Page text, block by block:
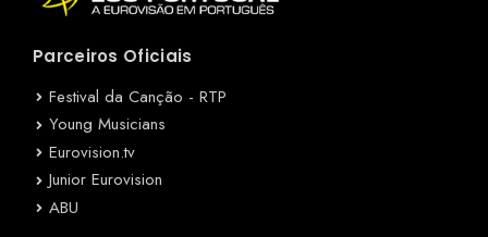
Parceiros Oficiais
Festival da Canção - RTP
Young Musicians
Eurovision.tv
Junior Eurovision
ABU